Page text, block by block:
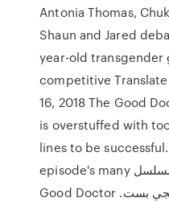
Antonia Thomas,
Shaun and Jared
year-old transgender
competitive
16, 2018 The Good
is overstuffed with
lines to be
episode's many مشاهدة جميع حلقات مسلسل The
Good Doctor الموسم الاول مترجم ايجي بست.